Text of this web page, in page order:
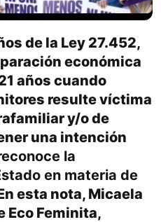
de la Ley 27.452,
económica
años cuando
resulte víctima
y/o de
una intención
la
en materia de
esta nota, Micaela
Eco Feminita,